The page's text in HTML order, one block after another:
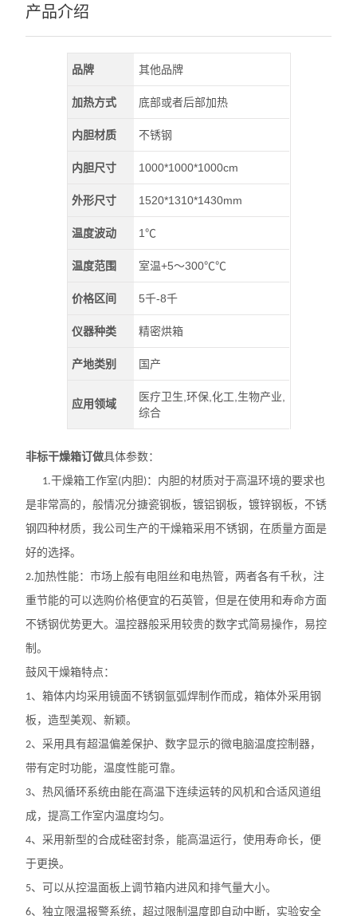
产品介绍
品牌 其他品牌
加热方式 底部或者后部加热
内胆材质 不锈钢
内胆尺寸 1000*1000*1000cm
外形尺寸 1520*1310*1430mm
温度波动 1℃
温度范围 室温+5～300℃℃
价格区间 5千-8千
仪器种类 精密烘箱
产地类别 国产
应用领域
医疗卫生,环保,化工,生物产业,
综合
非标干燥箱订做具体参数：
1.干燥箱工作室(内胆)：内胆的材质对于高温环境的要求也
是非常高的，般情况分搪瓷钢板，镀铝钢板，镀锌钢板，不锈
钢四种材质，我公司生产的干燥箱采用不锈钢，在质量方面是
好的选择。
2.加热性能：市场上般有电阻丝和电热管，两者各有千秋，注
重节能的可以选购价格便宜的石英管，但是在使用和寿命方面
不锈钢优势更大。温控器般采用较贵的数字式简易操作，易控
制。
鼓风干燥箱特点：
1、箱体内均采用镜面不锈钢氩弧焊制作而成，箱体外采用钢
板，造型美观、新颖。
2、采用具有超温偏差保护、数字显示的微电脑温度控制器，
带有定时功能，温度性能可靠。
3、热风循环系统由能在高温下连续运转的风机和合适风道组
成，提高工作室内温度均匀。
4、采用新型的合成硅密封条，能高温运行，使用寿命长，便
于更换。
5、可以从控温面板上调节箱内进风和排气量大小。
6、独立限温报警系统，超过限制温度即自动中断，实验安全